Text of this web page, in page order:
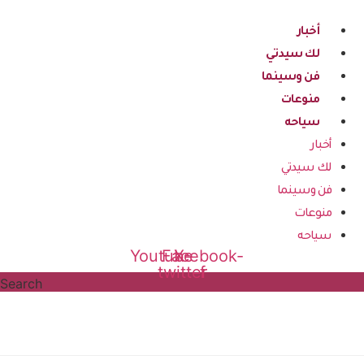
content
أخبار
لك سيدتي
فن وسينما
منوعات
سياحه
أخبار
لك سيدتي
فن وسينما
منوعات
سياحه
Facebook-
f
X-
twitter
Youtube
Search